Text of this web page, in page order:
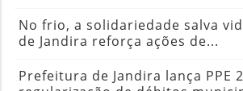
No frio, a solidariedade salva
de Jandira reforça ações de...
Prefeitura de Jandira lança PPE